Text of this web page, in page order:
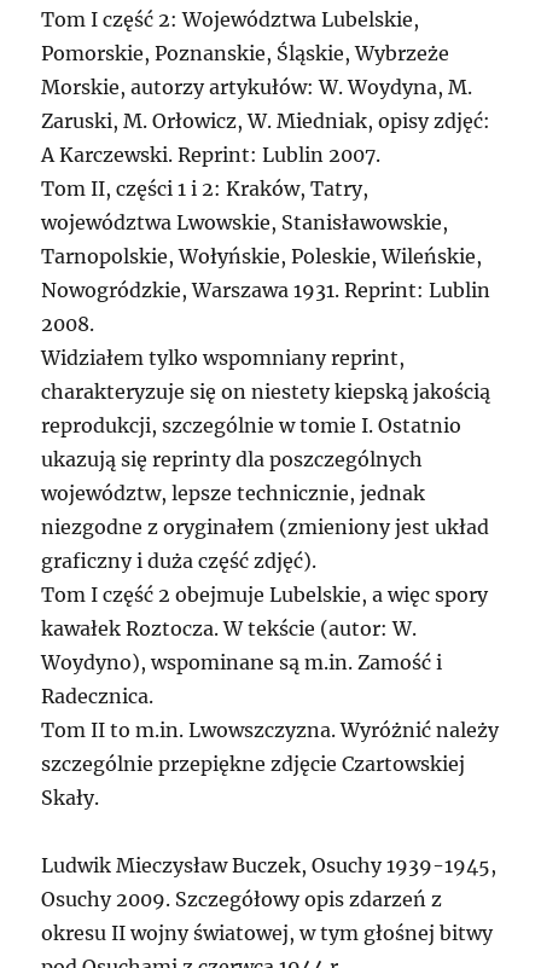
Tom I część 2: Województwa Lubelskie,
Pomorskie, Poznanskie, Śląskie, Wybrzeże
Morskie, autorzy artykułów: W. Woydyna, M.
Zaruski, M. Orłowicz, W. Miedniak, opisy zdjęć:
A Karczewski. Reprint: Lublin 2007.
Tom II, części 1 i 2: Kraków, Tatry,
województwa Lwowskie, Stanisławowskie,
Tarnopolskie, Wołyńskie, Poleskie, Wileńskie,
Nowogródzkie, Warszawa 1931. Reprint: Lublin
2008.
Widziałem tylko wspomniany reprint,
charakteryzuje się on niestety kiepską jakością
reprodukcji, szczególnie w tomie I. Ostatnio
ukazują się reprinty dla poszczególnych
województw, lepsze technicznie, jednak
niezgodne z oryginałem (zmieniony jest układ
graficzny i duża część zdjęć).
Tom I część 2 obejmuje Lubelskie, a więc spory
kawałek Roztocza. W tekście (autor: W.
Woydyno), wspominane są m.in. Zamość i
Radecznica.
Tom II to m.in. Lwowszczyzna. Wyróżnić należy
szczególnie przepiękne zdjęcie Czartowskiej
Skały.
Ludwik Mieczysław Buczek, Osuchy 1939-1945,
Osuchy 2009. Szczegółowy opis zdarzeń z
okresu II wojny światowej, w tym głośnej bitwy